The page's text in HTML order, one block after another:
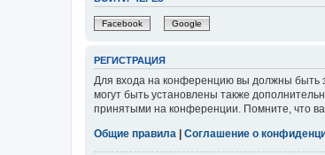
Facebook Google
РЕГИСТРАЦИЯ
Для входа на конференцию вы должны быть
могут быть установлены также
принятыми на конференции. Помните, что
Общие правила
Соглашение о